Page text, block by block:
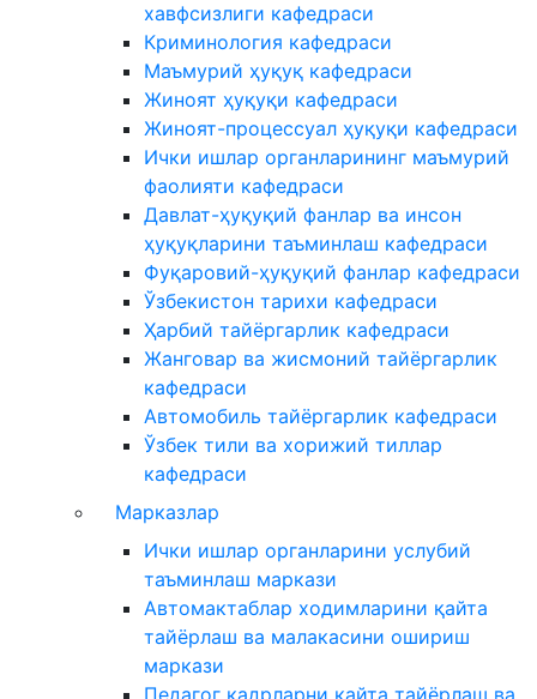
хавфсизлиги кафедраси
Криминология кафедраси
Маъмурий ҳуқуқ кафедраси
Жиноят ҳуқуқи кафедраси
Жиноят-процессуал ҳуқуқи кафедраси
Ички ишлар органларининг маъмурий
фаолияти кафедраси
Давлат-ҳуқуқий фанлар ва инсон
ҳуқуқларини таъминлаш кафедраси
Фуқаровий-ҳуқуқий фанлар кафедраси
Ўзбекистон тарихи кафедраси
Ҳарбий тайёргарлик кафедраси
Жанговар ва жисмоний тайёргарлик
кафедраси
Автомобиль тайёргарлик кафедраси
Ўзбек тили ва хорижий тиллар
кафедраси
Марказлар
Ички ишлар органларини услубий
таъминлаш маркази
Автомактаблар ходимларини қайта
тайёрлаш ва малакасини ошириш
маркази
Педагог кадрларни қайта тайёрлаш ва